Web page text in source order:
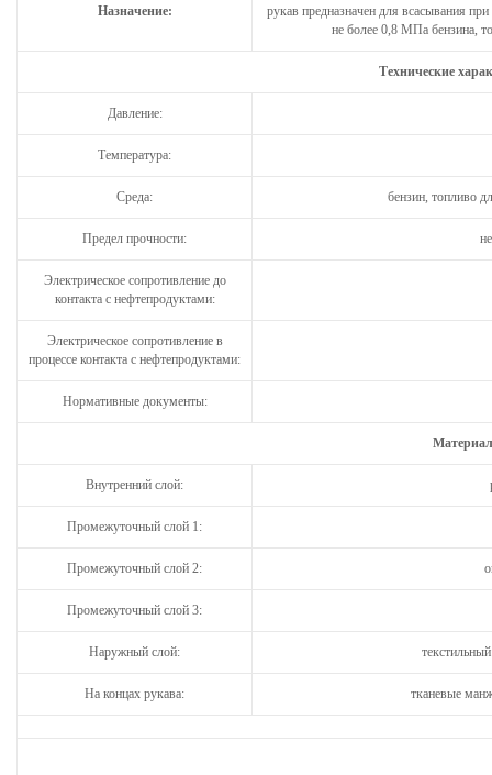
Назначение:
рукав предназначен для всасывания
не более 0,8 МПа бензина,
Технические
Давление:
Температура:
Среда: бензин, топливо
Предел прочности:
Электрическое сопротивление до
контакта с нефтепродуктами:
Электрическое сопротивление в
процессе контакта с нефтепродуктами:
Нормативные документы:
Внутренний слой:
Промежуточный слой 1:
Промежуточный слой 2:
Промежуточный слой 3:
Наружный слой:
На концах рукава: тканевые